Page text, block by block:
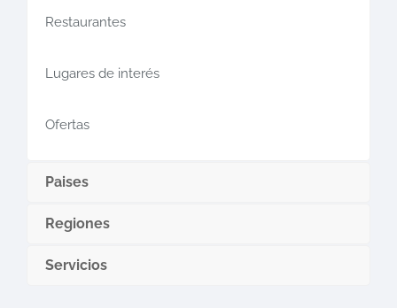
Restaurantes
Lugares de interés
Ofertas
Paises
Regiones
Servicios